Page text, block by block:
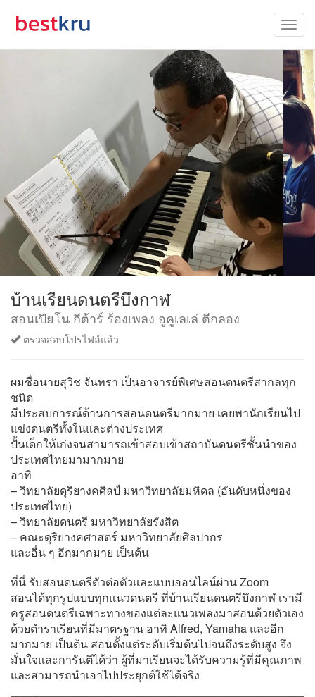
บ้านเรียนดนตรีบึงกาฬ
สอนเปียโน กีต้าร์ ร้องเพลง อูคูเลเล่ ตีกลอง
ตรวจสอบโปรไฟล์แล้ว
ผมชื่อนายสุวิช จันทรา เป็นอาจารย์พิเศษสอนดนตรีสากลทุก
ชนิด
มีประสบการณ์ด้านการสอนดนตรีมากมาย เคยพานักเรียนไป
แข่งดนตรีทั้งในและต่างประเทศ
ปั้นเด็กให้เก่งจนสามารถเข้าสอบเข้าสถาบันดนตรีชั้นนำของ
ประเทศไทยมามากมาย
อาทิ
– วิทยาลัยดุริยางคศิลป์ มหาวิทยาลัยมหิดล (อันดับหนึ่งของ
ประเทศไทย)
– วิทยาลัยดนตรี มหาวิทยาลัยรังสิต
– คณะดุริยางคศาสตร์ มหาวิทยาลัยศิลปากร
และอื่น ๆ อีกมากมาย เป็นต้น
ที่นี่ รับสอนดนตรีตัวต่อตัวและแบบออนไลน์ผ่าน Zoom
สอนได้ทุกรูปแบบทุกแนวดนตรี ที่บ้านเรียนดนตรีบึงกาฬ เรามี
ครูสอนดนตรีเฉพาะทางของแต่ละแนวเพลงมาสอนด้วยตัวเอง
ด้วยตำราเรียนที่มีมาตรฐาน อาทิ Alfred, Yamaha และอีก
มากมาย เป็นต้น สอนตั้งแต่ระดับเริ่มต้นไปจนถึงระดับสูง จึง
มั่นใจและการันตีได้ว่า ผู้ที่มาเรียนจะได้รับความรู้ที่มีคุณภาพ
และสามารถนำเอาไปประยุกต์ใช้ได้จริง